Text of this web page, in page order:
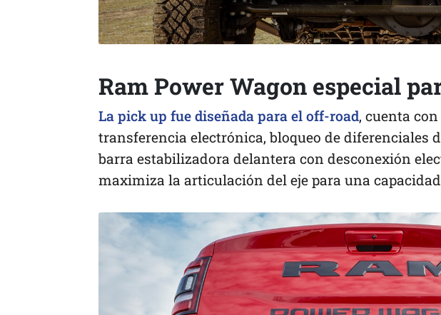
Ram Power Wagon especial
La pick up fue diseñada para el off-road, cuenta
transferencia electrónica, bloqueo de diferenciales
barra estabilizadora delantera con desconexión
maximiza la articulación del eje para una